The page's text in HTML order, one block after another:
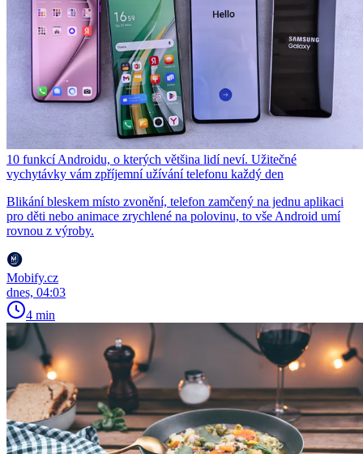
10 funkcí Androidu, o kterých většina lidí neví. Užitečné
vychytávky vám zpříjemní užívání telefonu každý den
Blikání bleskem místo zvonění, telefon zamčený na jednu aplikaci
pro děti nebo animace zrychlené na polovinu, to vše Android umí
rovnou z výroby.
Mobify.cz
dnes, 04:03
4 min